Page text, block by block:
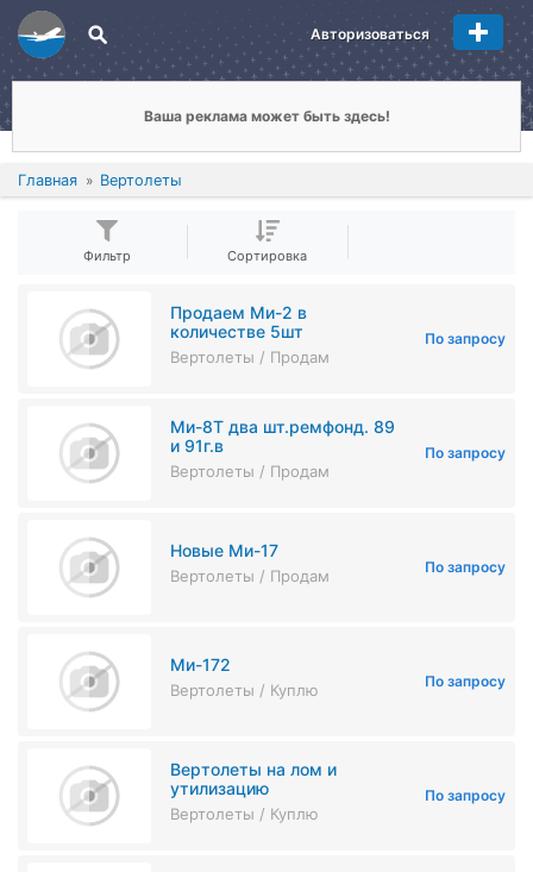
Авторизоваться
Ваша реклама может быть здесь!
Главная Вертолеты
Фильтр Сортировка
Продаем Ми-2 в
количестве 5шт
Вертолеты / Продам
По запросу
Ми-8Т два шт.ремфонд. 89
и 91г.в
Вертолеты / Продам
По запросу
Новые Ми-17
Вертолеты / Продам По запросу
Ми-172
Вертолеты / Куплю По запросу
Вертолеты на лом и
утилизацию
Вертолеты / Куплю
По запросу